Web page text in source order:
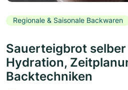
Regionale & Saisonale Backwaren
Sauerteigbrot
Hydration,
Backtechniken